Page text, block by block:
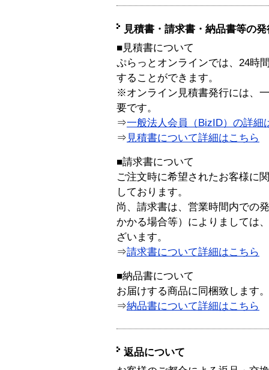
見積書・請求書・納品書等の
■見積書について
ぷらっとオンラインでは、24時
することができます。
※オンライン見積書発行には、
要です。
⇒一般法人会員（BizID）の詳細
⇒ 見積書について詳細はこちら
■請求書について
ご注文時に希望されたお客様に
しております。
尚、請求書は、営業時間内での
かかる場合等）によりましては
ざいます。
⇒請求書について詳細はこちら
■納品書について
お届けする商品に同梱致します。
⇒納品書について詳細はこちら
返品について